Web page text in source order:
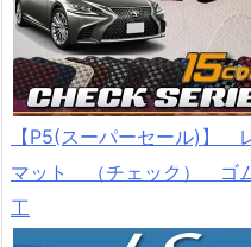
【P5(スーパーセール)
マット （チェック）
工